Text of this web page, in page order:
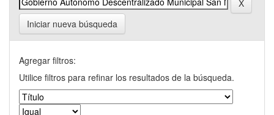
Iniciar nueva búsqueda
Agregar filtros:
Utilice filtros para refinar los resultados de la búsqueda.